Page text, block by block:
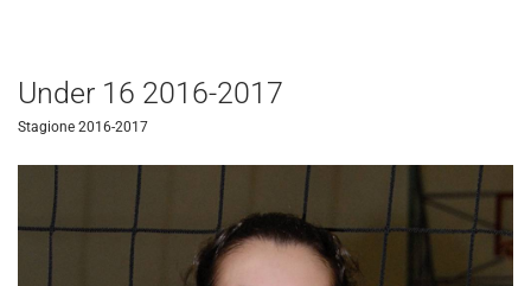
Under 16 2016-2017
Stagione 2016-2017